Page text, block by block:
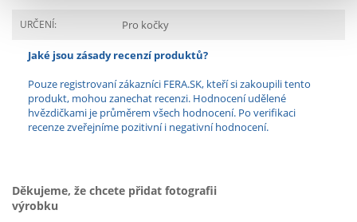
URČENÍ: Pro kočky
Jaké jsou zásady recenzí produktů?
Pouze registrovaní zákazníci FERA.SK, kteří si zakoupili tento
produkt, mohou zanechat recenzi. Hodnocení udělené
hvězdičkami je průměrem všech hodnocení. Po verifikaci
recenze zveřejníme pozitivní i negativní hodnocení.
Děkujeme, že chcete přidat fotografii
výrobku